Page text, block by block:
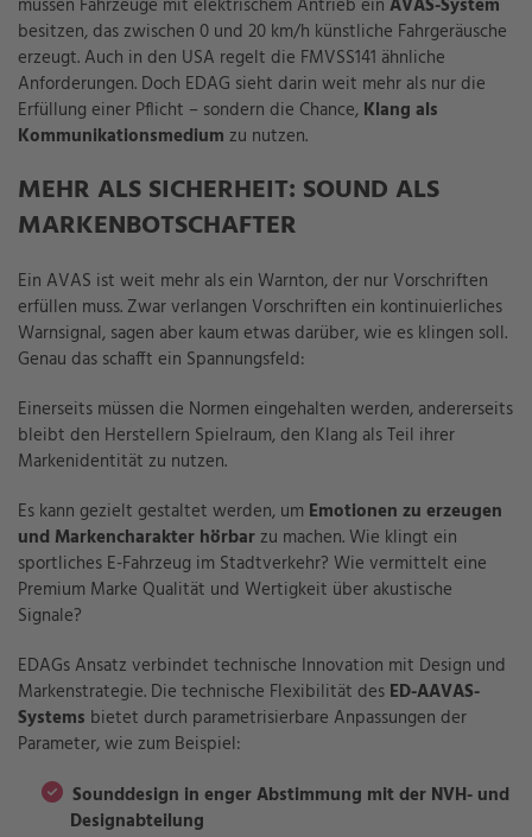
besitzen, das zwischen 0 und 20 km/h künstliche Fahrgeräusche
erzeugt. Auch in den USA regelt die FMVSS141 ähnliche
Anforderungen. Doch EDAG sieht darin weit mehr als nur die
Erfüllung einer Pflicht – sondern die Chance, Klang als
Kommunikationsmedium zu nutzen.
MEHR ALS SICHERHEIT: SOUND ALS
MARKENBOTSCHAFTER
Ein AVAS ist weit mehr als ein Warnton, der nur Vorschriften
erfüllen muss. Zwar verlangen Vorschriften ein kontinuierliches
Warnsignal, sagen aber kaum etwas darüber, wie es klingen soll.
Genau das schafft ein Spannungsfeld:
Einerseits müssen die Normen eingehalten werden, andererseits
bleibt den Herstellern Spielraum, den Klang als Teil ihrer
Markenidentität zu nutzen.
Es kann gezielt gestaltet werden, um Emotionen zu erzeugen
und Markencharakter hörbarzu machen. Wie klingt ein
sportliches E-Fahrzeug im Stadtverkehr? Wie vermittelt eine
Premium Marke Qualität und Wertigkeit über akustische
Signale?
EDAGs Ansatz verbindet technische Innovation mit Design und
Markenstrategie. Die technische Flexibilität des ED-AAVAS-
Systems bietet durch parametrisierbare Anpassungen der
Parameter, wie zum Beispiel:
Sounddesign in enger Abstimmung mit der NVH- und
Designabteilung